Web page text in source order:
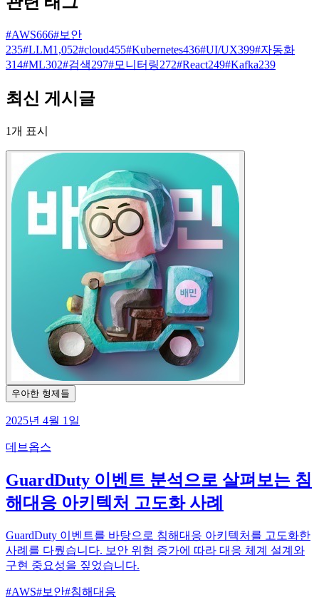
#AWS666#보안
235#LLM1,052#cloud455#Kubernetes436#UI/UX399#자동화
314#ML302#검색297#모니터링272#React249#Kafka239
최신 게시글
1개 표시
우아한 형제들
2025년 4월 1일
데브옵스
GuardDuty 이벤트 분석으로 살펴보는 침
해대응 아키텍처 고도화 사례
GuardDuty 이벤트를 바탕으로 침해대응 아키텍처를 고도화한
사례를 다뤘습니다. 보안 위협 증가에 따라 대응 체계 설계와
구현 중요성을 짚었습니다.
#AWS#보안#침해대응